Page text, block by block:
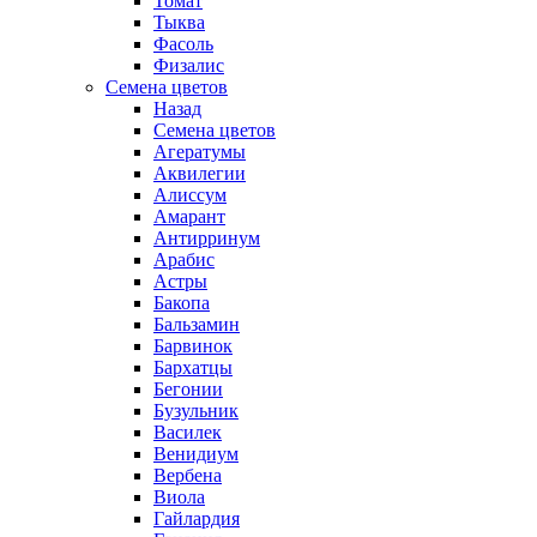
Тыква
Фасоль
Физалис
Семена цветов
Назад
Семена цветов
Агератумы
Аквилегии
Алиссум
Амарант
Антирринум
Арабис
Астры
Бакопа
Бальзамин
Барвинок
Бархатцы
Бегонии
Бузульник
Василек
Венидиум
Вербена
Виола
Гайлардия